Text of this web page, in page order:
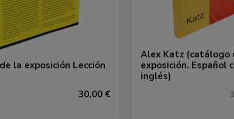
la exposición Lección
30,00 €
Alex Katz (catálogo
exposición. Español
inglés)